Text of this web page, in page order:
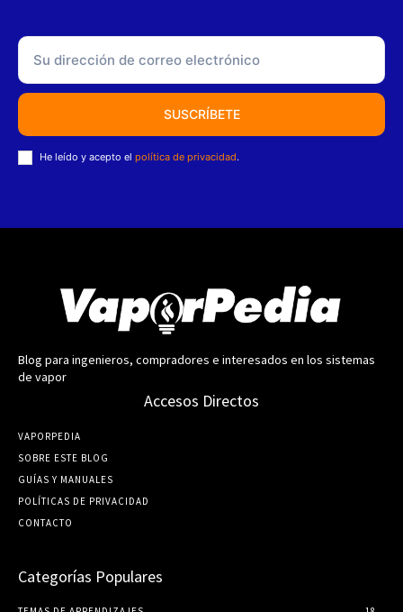
SUSCRÍBETE
He leído y acepto el política de privacidad.
Blog para ingenieros, compradores e interesados en los sistemas
de vapor
Accesos Directos
VAPORPEDIA
SOBRE ESTE BLOG
GUÍ­AS Y MANUALES
POLÍTICAS DE PRIVACIDAD
CONTACTO
Categorías Populares